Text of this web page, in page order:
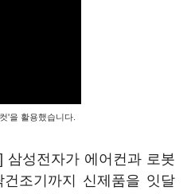
'을 활용했습니다.
삼성전자가 에어컨과 로봇
조기까지 신제품을 잇달